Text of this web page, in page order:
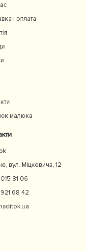
і оплата
малюка
вул. Міцкевича, 12
81 06
68 42